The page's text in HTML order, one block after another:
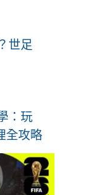
世足
：玩
全攻略